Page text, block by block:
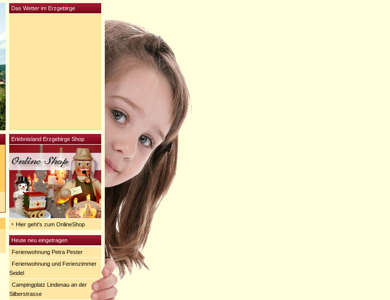
Erlebnisland Erzgebirge Shop
Hier geht's zum OnlineShop
Heute neu eingetragen
Ferienwohnung Petra Pester
Ferienwohnung und Ferienzimmer
Seidel
Campingplatz Lindenau an der
Silberstrasse
Das Wetter im Erzgebirge